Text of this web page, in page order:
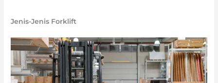
Jenis-Jenis Forklift